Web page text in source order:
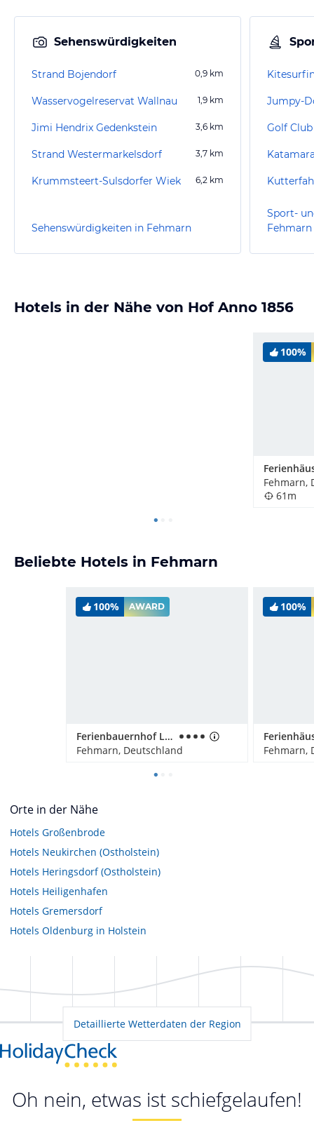
Sehenswürdigkeiten
Strand Bojendorf 0,9 km
Wasservogelreservat Wallnau 1,9 km
Jimi Hendrix Gedenkstein 3,6 km
Strand Westermarkelsdorf 3,7 km
Krummsteert-Sulsdorfer Wiek 6,2 km
Sehenswürdigkeiten in Fehmarn
Jumpy-
Golf
Sport-
Fehmarn
Hotels in der Nähe von Hof Anno 1856
100%
Fehmarn,
61m
Beliebte Hotels in Fehmarn
100% AWARD
Ferienbauernhof Liesenberg mit Meerblick
Fehmarn, Deutschland
100%
Fehmarn,
Orte in der Nähe
Hotels Großenbrode
Hotels Neukirchen (Ostholstein)
Hotels Heringsdorf (Ostholstein)
Hotels Heiligenhafen
Hotels Gremersdorf
Hotels Oldenburg in Holstein
Detaillierte Wetterdaten der Region
Oh nein, etwas ist schiefgelaufen!